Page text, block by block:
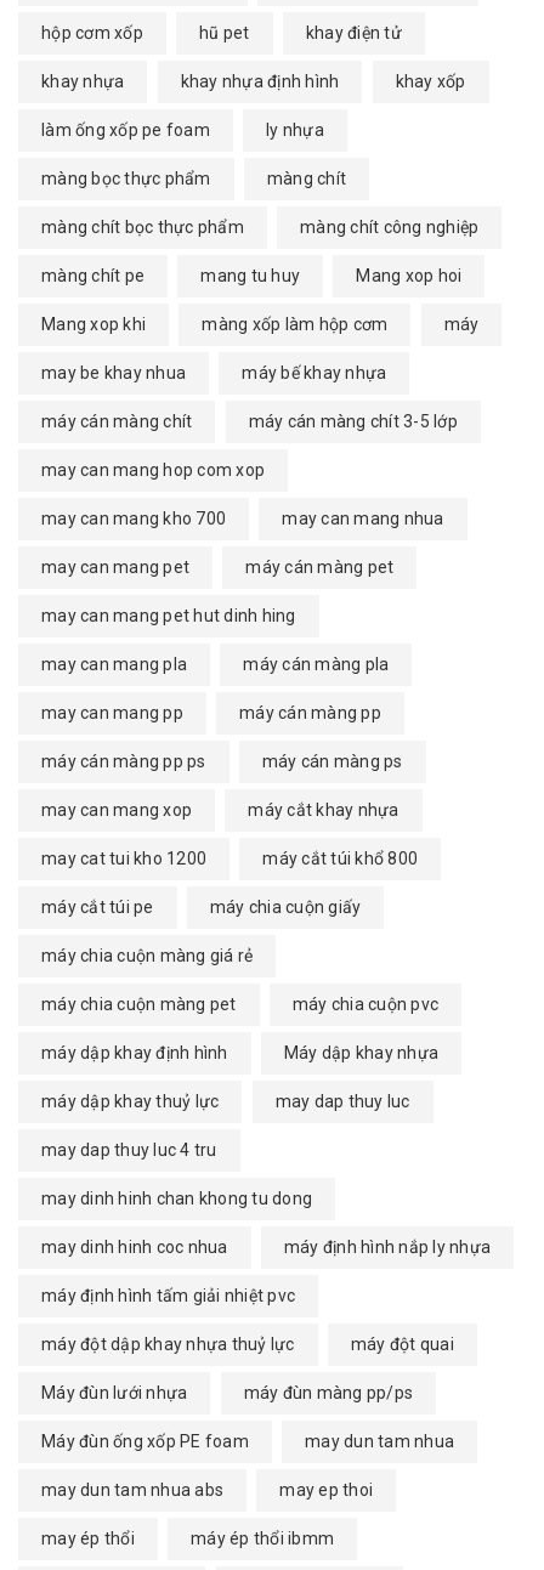
hộp cơm xốp hũ pet khay điện tử
khay nhựa khay nhựa định hình khay xốp
làm ống xốp pe foam ly nhựa
màng bọc thực phẩm màng chít
màng chít bọc thực phẩm màng chít công nghiệp
màng chít pe mang tu huy Mang xop hoi
Mang xop khi màng xốp làm hộp cơm máy
may be khay nhua máy bế khay nhựa
máy cán màng chít máy cán màng chít 3-5 lớp
may can mang hop com xop
may can mang kho 700 may can mang nhua
may can mang pet máy cán màng pet
may can mang pet hut dinh hing
may can mang pla máy cán màng pla
may can mang pp máy cán màng pp
máy cán màng pp ps máy cán màng ps
may can mang xop máy cắt khay nhựa
may cat tui kho 1200 máy cắt túi khổ 800
máy cắt túi pe máy chia cuộn giấy
máy chia cuộn màng giá rẻ
máy chia cuộn màng pet máy chia cuộn pvc
máy dập khay định hình Máy dập khay nhựa
máy dập khay thuỷ lực may dap thuy luc
may dap thuy luc 4 tru
may dinh hinh chan khong tu dong
may dinh hinh coc nhua máy định hình nắp ly nhựa
máy định hình tấm giải nhiệt pvc
máy đột dập khay nhựa thuỷ lực máy đột quai
Máy đùn lưới nhựa máy đùn màng pp/ps
Máy đùn ống xốp PE foam may dun tam nhua
may dun tam nhua abs may ep thoi
may ép thổi máy ép thổi ibmm